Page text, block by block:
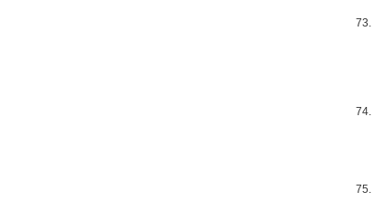
73.
74.
75.